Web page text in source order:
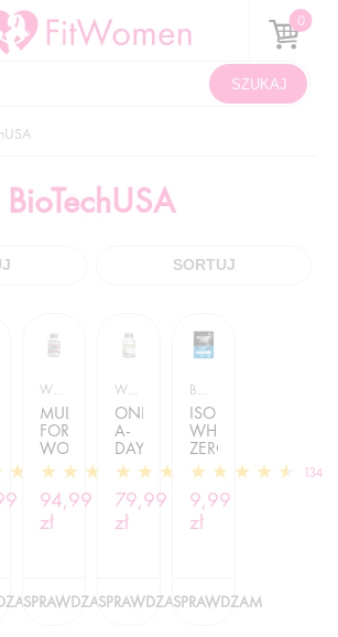
BioTechUSA
SORTUJ
2
WITAMINY
MULTIVITAMIN
FOR
WOMEN
-
60TAB.
2
94,99
zł
SPRAWDZAM
WITAMINY
ONE-
A-
DAY
-
100TAB
7
79,99
zł
SPRAWDZAM
BIAŁKO
ISO
WHEY
ZERO
-
25G
134
9,99
zł
SPRAWDZAM